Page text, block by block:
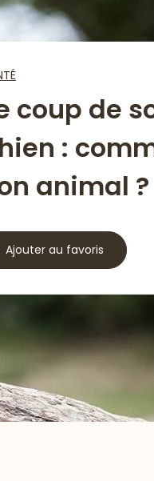
coup de
:
animal ?
Ajouter au favoris